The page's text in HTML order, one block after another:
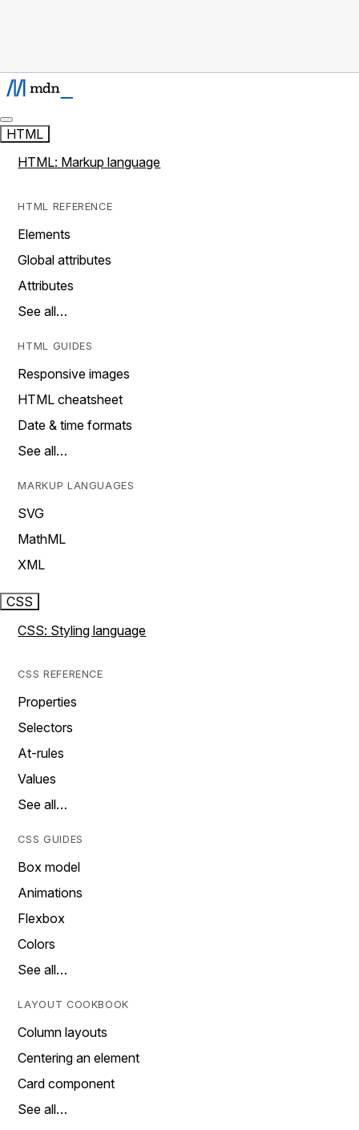
HTML
HTML: Markup language
HTML REFERENCE
Elements
Global attributes
Attributes
See all…
HTML GUIDES
Responsive images
HTML cheatsheet
Date & time formats
See all…
MARKUP LANGUAGES
SVG
MathML
XML
CSS
CSS: Styling language
CSS REFERENCE
Properties
Selectors
At-rules
Values
See all…
CSS GUIDES
Box model
Animations
Flexbox
Colors
See all…
LAYOUT COOKBOOK
Column layouts
Centering an element
Card component
See all…